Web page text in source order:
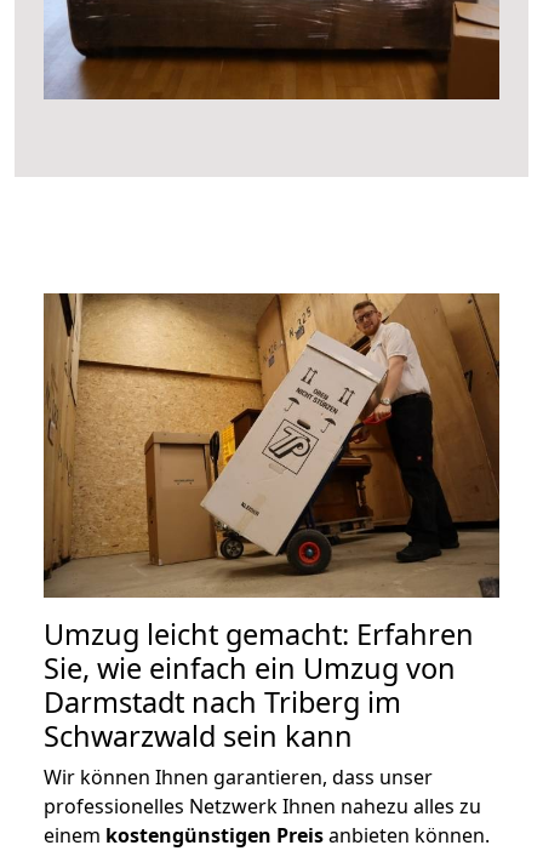
Umzug leicht gemacht: Erfahren
Sie, wie einfach ein Umzug von
Darmstadt nach Triberg im
Schwarzwald sein kann
Wir können Ihnen garantieren, dass unser
professionelles Netzwerk Ihnen nahezu alles zu
einem kostengünstigen Preisanbieten können.